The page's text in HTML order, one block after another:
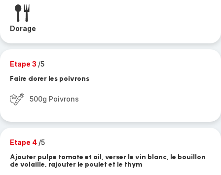
Dorage
Etape 3 /5
Faire dorer les poivrons
500g Poivrons
Etape 4 /5
Ajouter pulpe tomate et ail, verser le vin blanc, le bouillon
de volaille, rajouter le poulet et le thym